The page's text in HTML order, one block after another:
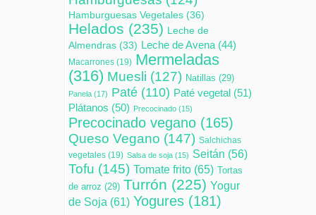
Hamburguesas Vegetales (36)
Helados (235) Leche de
Almendras (33) Leche de Avena(44)
Macarrones (19) Mermeladas
(316) Muesli (127) Natillas (29)
Panela (17) Paté (110) Paté vegetal (51)
Plátanos (50) Precocinado (15)
Precocinado vegano (165)
Queso Vegano (147) Salchichas
vegetales (19) Salsa de soja (15) Seitán (56)
Tofu (145) Tomate frito (65) Tortas
de arroz (29) Turrón (225) Yogur
de Soja (61) Yogures (181)